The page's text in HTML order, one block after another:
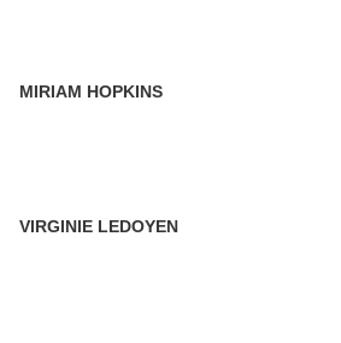
MIRIAM HOPKINS
VIRGINIE LEDOYEN